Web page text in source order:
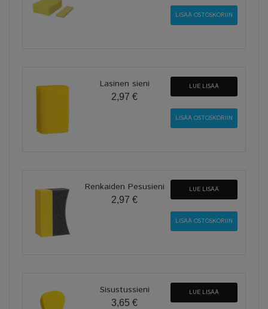
Lasinen sieni
2,97 €
LUE LISÄÄ
Renkaiden Pesusieni
2,97 €
LUE LISÄÄ
Sisustussieni
3,65 €
LUE LISÄÄ